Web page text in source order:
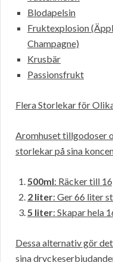
Blodapelsin
Fruktexplosion
Champagne)
Krusbär
Passionsfrukt
Flera Storlekar för
Aromhuset tillgodoser
storlekar på sina
500ml: Räcker till
2 liter: Ger 66 liter
5 liter: Skapar hela
Dessa alternativ gör
sina